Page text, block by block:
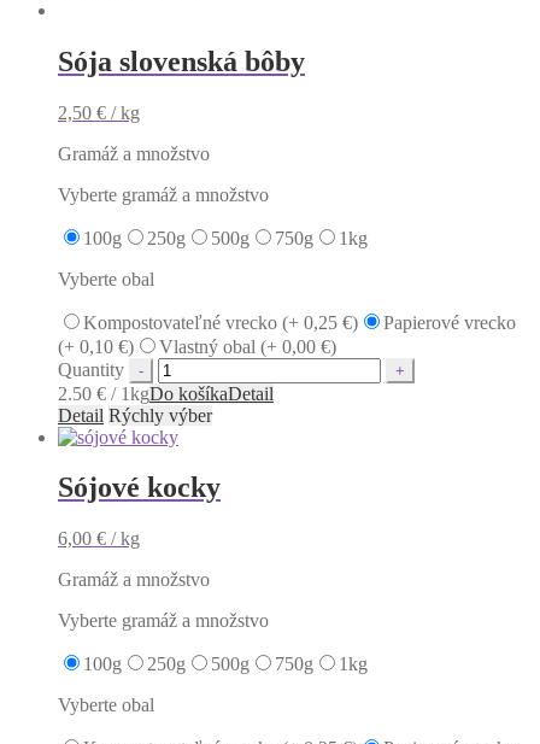
Sója slovenská bôby
2,50 € / kg
Gramáž a množstvo
Vyberte gramáž a množstvo
100g 250g 500g 750g
1kg
Vyberte obal
Kompostovateľné vrecko (+ 0,25 €)
Papierové vrecko
(+ 0,10 €) Vlastný obal (+ 0,00 €)
Quantity
2.50 € / 1kgDo košíkaDetail
Detail Rýchly výber
Sójové kocky
6,00 € / kg
Gramáž a množstvo
Vyberte gramáž a množstvo
100g 250g 500g 750g
1kg
Vyberte obal